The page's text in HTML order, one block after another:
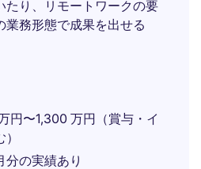
たり、リモートワークの要
業務形態で成果を出せる
円〜1,300 万円（賞与・イ
分の実績あり